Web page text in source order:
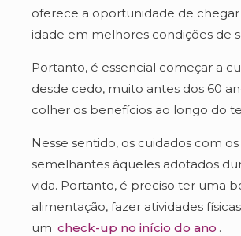
oferece a oportunidade de chegar
idade em melhores condições de
Portanto, é essencial começar a
desde cedo, muito antes dos 60
colher os benefícios ao longo do
Nesse sentido, os cuidados com os
semelhantes àqueles adotados
vida. Portanto, é preciso ter uma
alimentação, fazer atividades
um check-up no início do ano .